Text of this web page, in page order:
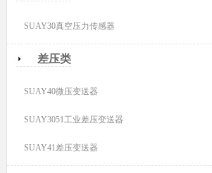
SUAY30真空压力传感器
差压类
SUAY40微压变送器
SUAY3051工业差压变送器
SUAY41差压变送器